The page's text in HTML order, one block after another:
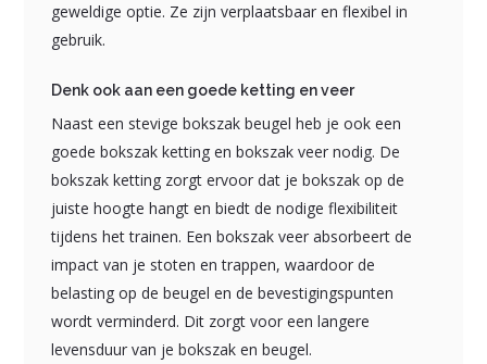
geweldige optie. Ze zijn verplaatsbaar en flexibel in
gebruik.
Denk ook aan een goede ketting en veer
Naast een stevige bokszak beugel heb je ook een
goede bokszak ketting en bokszak veer nodig. De
bokszak ketting zorgt ervoor dat je bokszak op de
juiste hoogte hangt en biedt de nodige flexibiliteit
tijdens het trainen. Een bokszak veer absorbeert de
impact van je stoten en trappen, waardoor de
belasting op de beugel en de bevestigingspunten
wordt verminderd. Dit zorgt voor een langere
levensduur van je bokszak en beugel.